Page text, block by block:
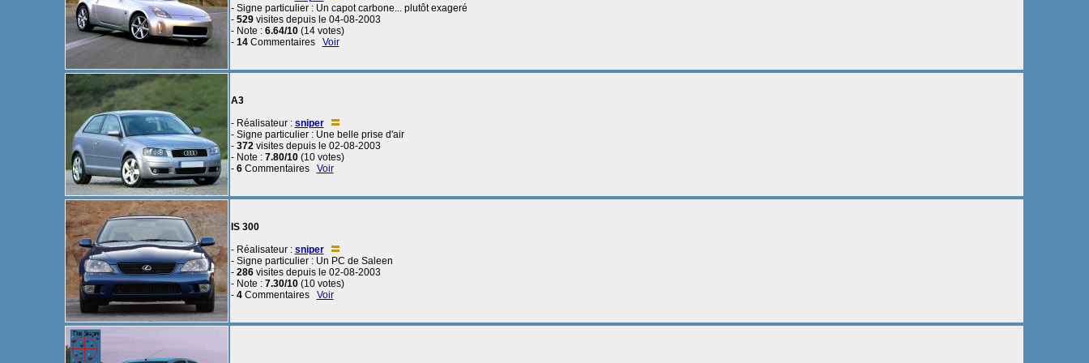
- Signe particulier : Un capot carbone... plutôt exageré
- 529visites depuis le 04-08-2003
- Note : 6.64/10(14 votes)
- 14Commentaires Voir
A3
- Réalisateur : sniper
- Signe particulier : Une belle prise d'air
- 372visites depuis le 02-08-2003
- Note : 7.80/10(10 votes)
- 6Commentaires Voir
IS 300
- Réalisateur : sniper
- Signe particulier : Un PC de Saleen
- 286visites depuis le 02-08-2003
- Note : 7.30/10(10 votes)
- 4Commentaires Voir